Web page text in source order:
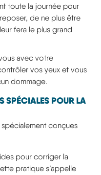
toute la journée pour
de ne plus être
fera le plus grand
avec votre
vos yeux et vous
dommage.
SPÉCIALES POUR LA
conçues
pour corriger la
pratique s’appelle